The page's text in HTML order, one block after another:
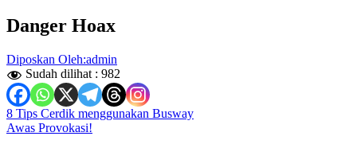
Danger Hoax
Diposkan Oleh:admin
Sudah dilihat : 982
Navigasi
pos
8 Tips Cerdik menggunakan Busway
Awas Provokasi!